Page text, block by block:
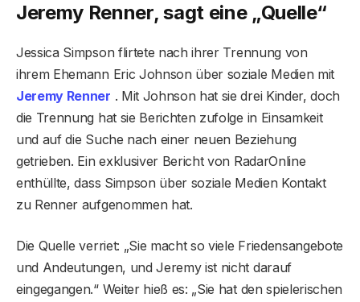
Jeremy Renner, sagt eine „Quelle“
Jessica Simpson flirtete nach ihrer Trennung von
ihrem Ehemann Eric Johnson über soziale Medien mit
Jeremy Renner . Mit Johnson hat sie drei Kinder, doch
die Trennung hat sie Berichten zufolge in Einsamkeit
und auf die Suche nach einer neuen Beziehung
getrieben. Ein exklusiver Bericht von RadarOnline
enthüllte, dass Simpson über soziale Medien Kontakt
zu Renner aufgenommen hat.
Die Quelle verriet: „Sie macht so viele Friedensangebote
und Andeutungen, und Jeremy ist nicht darauf
eingegangen.“ Weiter hieß es: „Sie hat den spielerischen